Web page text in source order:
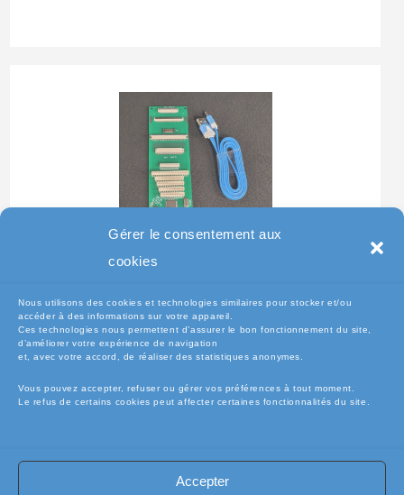
Gérer le consentement aux
cookies
Nous utilisons des cookies et technologies similaires pour stocker et/ou
accéder à des informations sur votre appareil.
Ces technologies nous permettent d’assurer le bon fonctionnement du site,
d’améliorer votre expérience de navigation
et, avec votre accord, de réaliser des statistiques anonymes.
Vous pouvez accepter, refuser ou gérer vos préférences à tout moment.
Le refus de certains cookies peut affecter certaines fonctionnalités du site.
Accepter